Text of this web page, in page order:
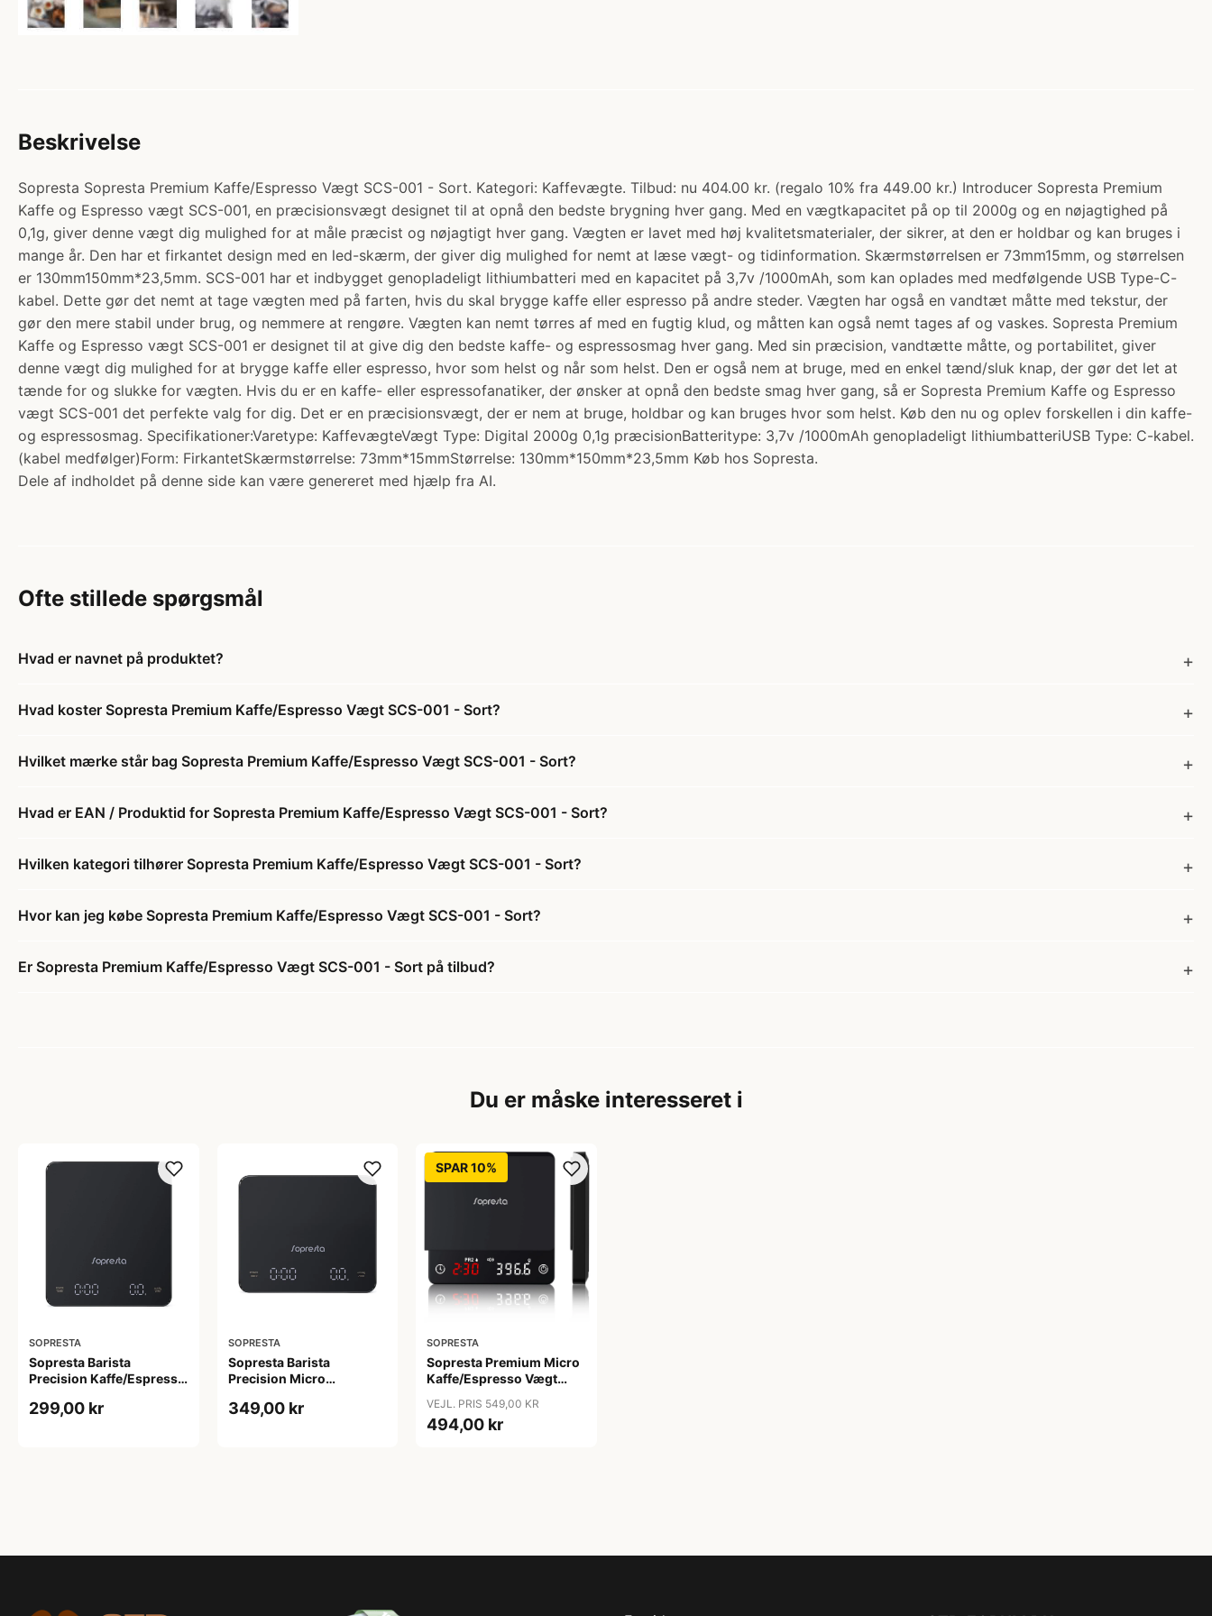
Beskrivelse
Sopresta Sopresta Premium Kaffe/Espresso Vægt SCS-001 - Sort. Kategori: Kaffevægte. Tilbud: nu 404.00 kr. (regalo 10% fra 449.00 kr.) Introducer Sopresta Premium
Kaffe og Espresso vægt SCS-001, en præcisionsvægt designet til at opnå den bedste brygning hver gang. Med en vægtkapacitet på op til 2000g og en nøjagtighed på
0,1g, giver denne vægt dig mulighed for at måle præcist og nøjagtigt hver gang. Vægten er lavet med høj kvalitetsmaterialer, der sikrer, at den er holdbar og kan bruges i
mange år. Den har et firkantet design med en led-skærm, der giver dig mulighed for nemt at læse vægt- og tidinformation. Skærmstørrelsen er 73mm15mm, og størrelsen
er 130mm150mm*23,5mm. SCS-001 har et indbygget genopladeligt lithiumbatteri med en kapacitet på 3,7v /1000mAh, som kan oplades med medfølgende USB Type-C-
kabel. Dette gør det nemt at tage vægten med på farten, hvis du skal brygge kaffe eller espresso på andre steder. Vægten har også en vandtæt måtte med tekstur, der
gør den mere stabil under brug, og nemmere at rengøre. Vægten kan nemt tørres af med en fugtig klud, og måtten kan også nemt tages af og vaskes. Sopresta Premium
Kaffe og Espresso vægt SCS-001 er designet til at give dig den bedste kaffe- og espressosmag hver gang. Med sin præcision, vandtætte måtte, og portabilitet, giver
denne vægt dig mulighed for at brygge kaffe eller espresso, hvor som helst og når som helst. Den er også nem at bruge, med en enkel tænd/sluk knap, der gør det let at
tænde for og slukke for vægten. Hvis du er en kaffe- eller espressofanatiker, der ønsker at opnå den bedste smag hver gang, så er Sopresta Premium Kaffe og Espresso
vægt SCS-001 det perfekte valg for dig. Det er en præcisionsvægt, der er nem at bruge, holdbar og kan bruges hvor som helst. Køb den nu og oplev forskellen i din kaffe-
og espressosmag. Specifikationer:Varetype: KaffevægteVægt Type: Digital 2000g 0,1g præcisionBatteritype: 3,7v /1000mAh genopladeligt lithiumbatteriUSB Type: C-kabel.
(kabel medfølger)Form: FirkantetSkærmstørrelse: 73mm*15mmStørrelse: 130mm*150mm*23,5mm Køb hos Sopresta.
Dele af indholdet på denne side kan være genereret med hjælp fra AI.
Ofte stillede spørgsmål
Hvad er navnet på produktet?
Hvad koster Sopresta Premium Kaffe/Espresso Vægt SCS-001 - Sort?
Hvilket mærke står bag Sopresta Premium Kaffe/Espresso Vægt SCS-001 - Sort?
Hvad er EAN / Produktid for Sopresta Premium Kaffe/Espresso Vægt SCS-001 - Sort?
Hvilken kategori tilhører Sopresta Premium Kaffe/Espresso Vægt SCS-001 - Sort?
Hvor kan jeg købe Sopresta Premium Kaffe/Espresso Vægt SCS-001 - Sort?
Er Sopresta Premium Kaffe/Espresso Vægt SCS-001 - Sort på tilbud?
Du er måske interesseret i
SOPRESTA
Sopresta Barista
Precision Kaffe/Espresso
299,00 kr
SOPRESTA
Sopresta Barista
Precision Micro
SCS-003 - Sort
349,00 kr
SPAR 10%
SOPRESTA
Sopresta Premium Micro
Kaffe/Espresso Vægt
VEJL. PRIS 549,00 KR
494,00 kr